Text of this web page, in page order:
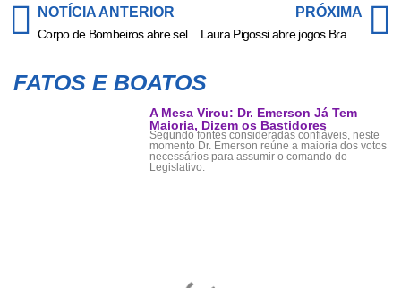
NOTÍCIA ANTERIOR
Corpo de Bombeiros abre seletivo para soldados temporários em MT
PRÓXIMA
Laura Pigossi abre jogos Brasil x Argentina da Billie Jean King Cup
FATOS E BOATOS
A Mesa Virou: Dr. Emerson Já Tem
Maioria, Dizem os Bastidores
Segundo fontes consideradas confiáveis, neste
momento Dr. Emerson reúne a maioria dos votos
necessários para assumir o comando do
Legislativo.